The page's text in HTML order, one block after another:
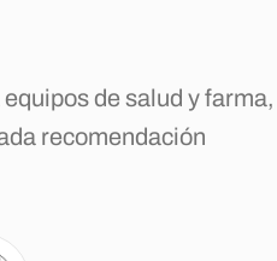
de salud y farma,
recomendación